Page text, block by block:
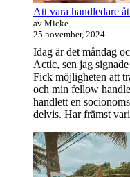
Att vara handledare
av Micke
25 november, 2024
Idag är det måndag
Actic, sen jag
Fick möjligheten att
och min fellow
handlett en
delvis. Har främst